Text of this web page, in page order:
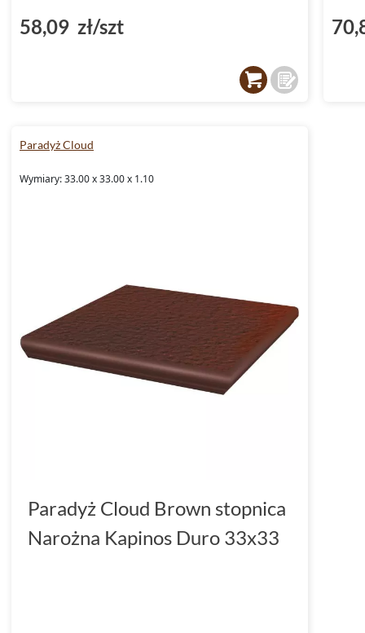
58,09 zł/szt
Paradyż Cloud
Wymiary: 33.00 x 33.00 x 1.10
Paradyż Cloud Brown stopnica
Narożna Kapinos Duro 33x33